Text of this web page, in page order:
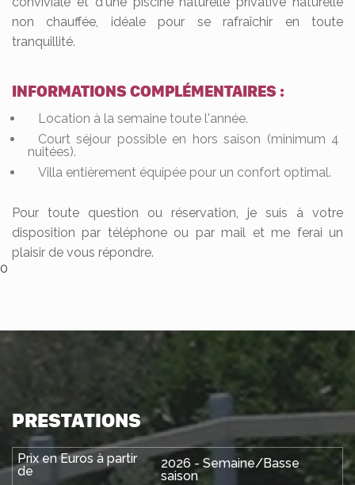
non chauffée, idéale pour se rafraîchir en toute
tranquillité.
INFORMATIONS COMPLÉMENTAIRES :
Location à la semaine toute l'année.
Court séjour possible en hors saison (minimum 4
nuitées).
Villa entièrement équipée pour un confort optimal.
Pour toute question ou réservation, je suis à votre
disposition par téléphone ou par mail et me ferai un
plaisir de vous répondre.
0
PRESTATIONS
2026 - Semaine/Basse
saison